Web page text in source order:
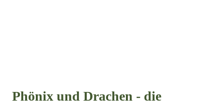
Phönix und Drachen - die